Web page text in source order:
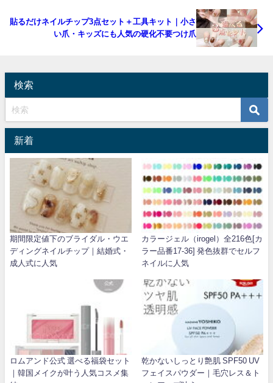
貼るだけネイルチップ3点セット＋工具キット｜小さ
い爪・キッズにも人気の硬化不要つけ爪
検索
新着
期間限定値下のブライダル・ウエ
ディングネイルチップ｜結婚式・
成人式に人気
カラージェル（irogel）全216色[カ
ラー品番17-36] 発色抜群でセルフ
ネイルに人気
ロムアンド公式 選べる福袋セット
｜韓国メイクが叶う人気コスメ集
乾かないしっとり艶肌 SPF50 UV
フェイスパウダー｜毛穴レス＆ト